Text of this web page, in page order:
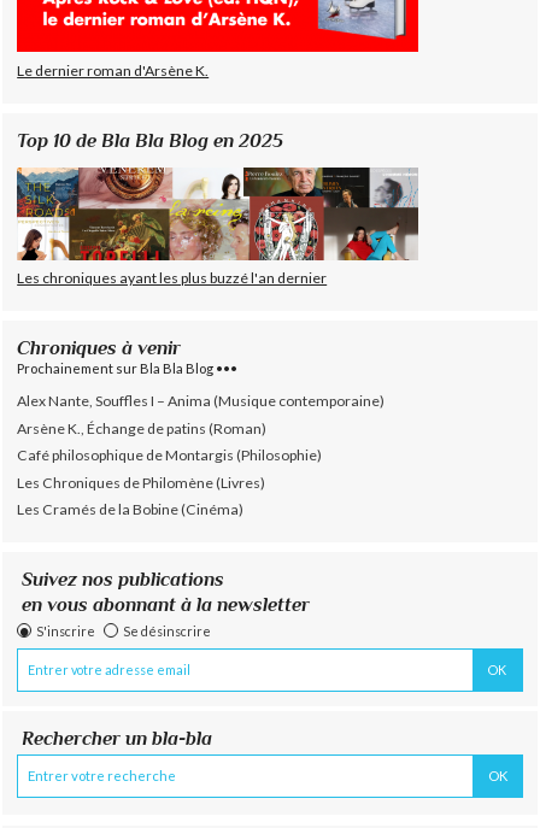
Le dernier roman d'Arsène K.
Top 10 de Bla Bla Blog en 2025
Les chroniques ayant les plus buzzé l'an dernier
Chroniques à venir
Prochainement sur Bla Bla Blog •••
Alex Nante, Souffles I – Anima (Musique contemporaine)
Arsène K., Échange de patins (Roman)
Café philosophique de Montargis (Philosophie)
Les Chroniques de Philomène (Livres)
Les Cramés de la Bobine (Cinéma)
Suivez nos publications
en vous abonnant à la newsletter
S'inscrire Se désinscrire
Rechercher un bla-bla